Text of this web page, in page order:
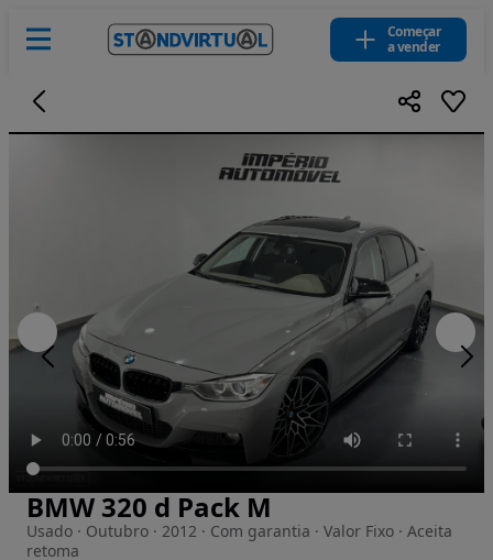
Começar
a vender
Imagem 1 de 37
BMW 320 d Pack M
Usado · Outubro · 2012 · Com garantia · Valor Fixo · Aceita
retoma